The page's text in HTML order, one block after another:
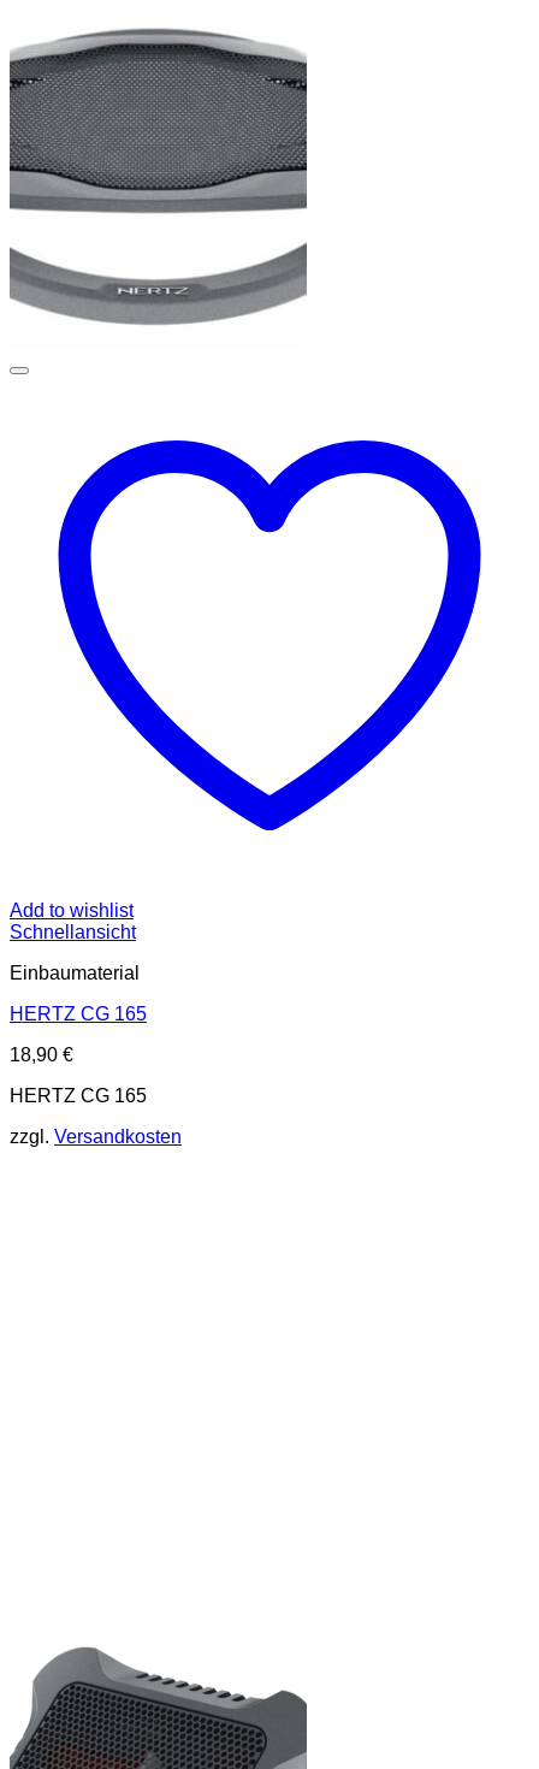
Add to wishlist
Schnellansicht
Einbaumaterial
HERTZ CG 165
18,90 €
HERTZ CG 165
zzgl. Versandkosten